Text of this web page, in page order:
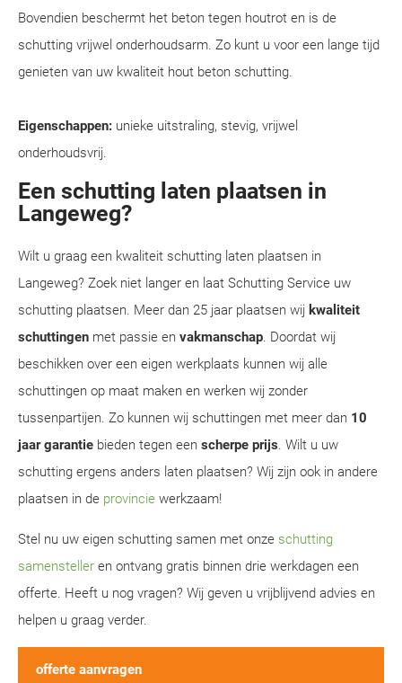
Bovendien beschermt het beton tegen houtrot en is de
schutting vrijwel onderhoudsarm. Zo kunt u voor een lange tijd
genieten van uw kwaliteit hout beton schutting.
Eigenschappen: unieke uitstraling, stevig, vrijwel
onderhoudsvrij.
Een schutting laten plaatsen in
Langeweg?
Wilt u graag een kwaliteit schutting laten plaatsen in
Langeweg? Zoek niet langer en laat Schutting Service uw
schutting plaatsen. Meer dan 25 jaar plaatsen wij kwaliteit
schuttingen met passie en vakmanschap. Doordat wij
beschikken over een eigen werkplaats kunnen wij alle
schuttingen op maat maken en werken wij zonder
tussenpartijen. Zo kunnen wij schuttingen met meer dan 10
jaar garantie bieden tegen een scherpe prijs. Wilt u uw
schutting ergens anders laten plaatsen? Wij zijn ook in andere
plaatsen in de provincie werkzaam!
Stel nu uw eigen schutting samen met onze schutting
samensteller en ontvang gratis binnen drie werkdagen een
offerte. Heeft u nog vragen? Wij geven u vrijblijvend advies en
helpen u graag verder.
offerte aanvragen